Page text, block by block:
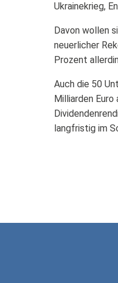
Ukrainekrieg,
Davon wollen
neuerlicher
Prozent
Auch die 50
Milliarden Euro
langfristig im